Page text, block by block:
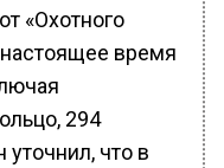
«Охотного
время
294
что в